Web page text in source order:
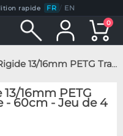
rapide FR / EN
0
Transparent - HardTube - 60cm - Jeu de 4
16mm PETG
- 60cm - Jeu de 4